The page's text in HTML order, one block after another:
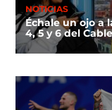
NOTICIAS
Échale un ojo a
4, 5 y 6 del